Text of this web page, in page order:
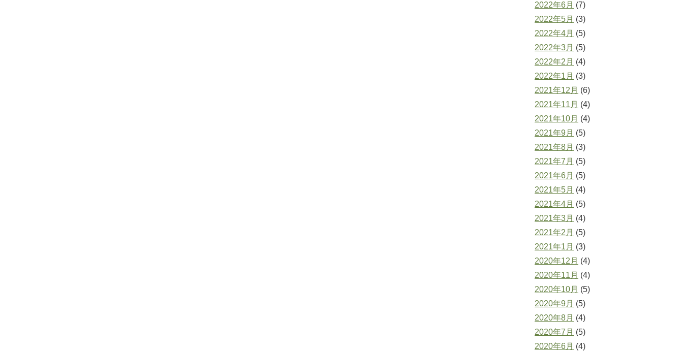
2022年6月 (7)
2022年5月 (3)
2022年4月 (5)
2022年3月 (5)
2022年2月 (4)
2022年1月 (3)
2021年12月 (6)
2021年11月 (4)
2021年10月 (4)
2021年9月 (5)
2021年8月 (3)
2021年7月 (5)
2021年6月 (5)
2021年5月 (4)
2021年4月 (5)
2021年3月 (4)
2021年2月 (5)
2021年1月 (3)
2020年12月 (4)
2020年11月 (4)
2020年10月 (5)
2020年9月 (5)
2020年8月 (4)
2020年7月 (5)
2020年6月 (4)